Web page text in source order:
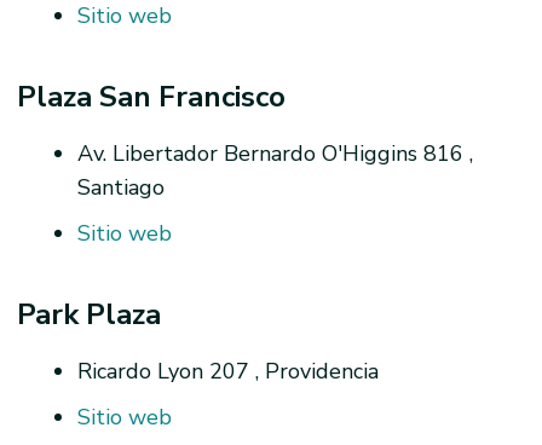
Sitio web
Plaza San Francisco
Av. Libertador Bernardo O'Higgins 816 ,
Santiago
Sitio web
Park Plaza
Ricardo Lyon 207 , Providencia
Sitio web